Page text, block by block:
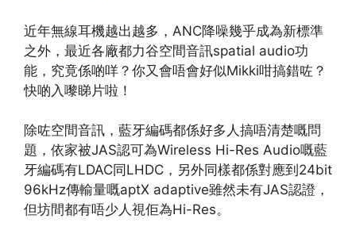
近年無線耳機越出越多，ANC降噪幾乎成為新標準
之外，最近各廠都力谷空間音訊spatial audio功
能，究竟係啲咩？你又會唔會好似Mikki咁搞錯咗？
快啲入嚟睇片啦！
除咗空間音訊，藍牙編碼都係好多人搞唔清楚嘅問
題，依家被JAS認可為Wireless Hi-Res Audio嘅藍
牙編碼有LDAC同LHDC，另外同樣都係對應到24bit
96kHz傳輸量嘅aptX adaptive雖然未有JAS認證，
但坊間都有唔少人視佢為Hi-Res。